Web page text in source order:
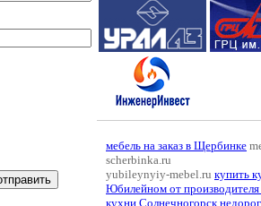
мебель на заказ в Щербинке
scherbinka.ru
yubileynyiy-mebel.ru купить
Юбилейном от производителя
кухни Солнечногорск